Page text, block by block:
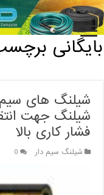
خانه / بایگانی برچسب:
بایگانی
شیلنگ جهت
فشار کاری بالا
شیلنگ سیم دار 0